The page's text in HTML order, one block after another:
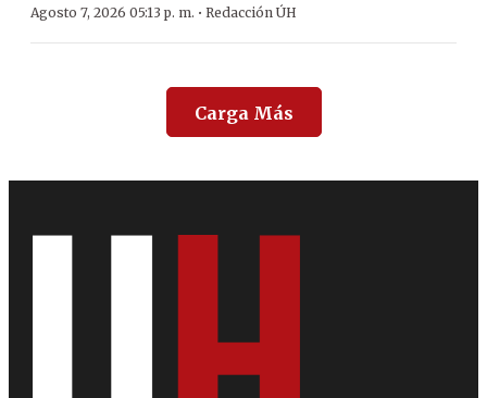
Agosto 7, 2026 05:13 p. m. · Redacción ÚH
Carga Más